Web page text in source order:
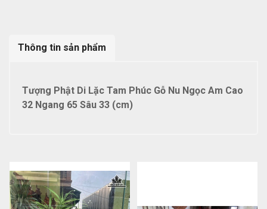
Thông tin sản phẩm
Tượng Phật Di Lặc Tam Phúc Gỗ Nu Ngọc Am Cao
32 Ngang 65 Sâu 33 (cm)